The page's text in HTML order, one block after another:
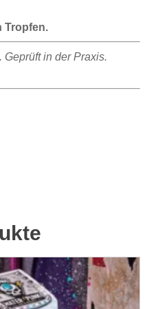
Tropfen.
in der Praxis.